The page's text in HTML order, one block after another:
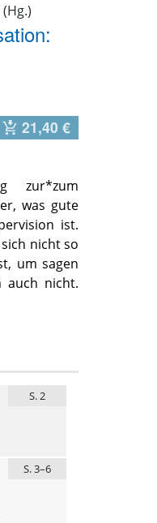
21,40 €
zur*zum
was gute
ist.
nicht so
um sagen
auch nicht.
S. 2
S. 3–6